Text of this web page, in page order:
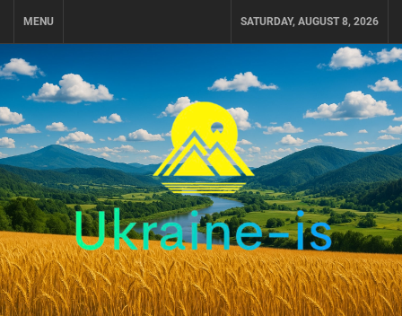
MENU SATURDAY, AUGUST 8, 2026
UKRAINE-IS
ПУТЕШЕСТВИЕ ПО УКРАИНЕ